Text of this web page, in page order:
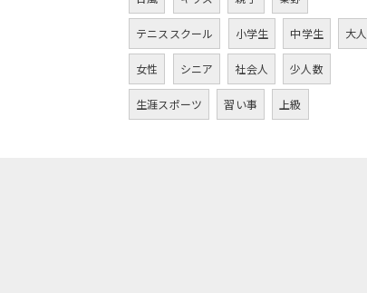
テニススクール 小学生 中学生 大人
女性 シニア 社会人 少人数
生涯スポーツ 習い事 上級